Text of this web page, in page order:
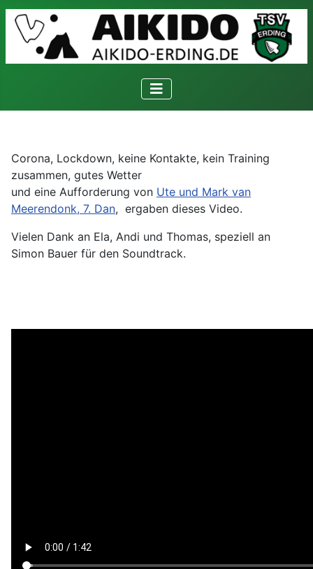
Corona, Lockdown, keine Kontakte, kein Training
zusammen, gutes Wetter
und eine Aufforderung von Ute und Mark van
Meerendonk, 7. Dan, ergaben dieses Video.
Vielen Dank an Ela, Andi und Thomas, speziell an
Simon Bauer für den Soundtrack.